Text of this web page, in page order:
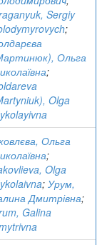
Sergiy
;
Ольга
;
Olga
Ольга
;
Olga
; Урум,
Дмитрівна;
Galina